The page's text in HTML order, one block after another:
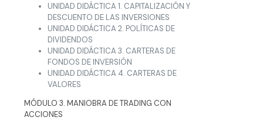
UNIDAD DIDÁCTICA 1. CAPITALIZACIÓN Y
DESCUENTO DE LAS INVERSIONES
UNIDAD DIDÁCTICA 2. POLÍTICAS DE
DIVIDENDOS
UNIDAD DIDÁCTICA 3. CARTERAS DE
FONDOS DE INVERSIÓN
UNIDAD DIDÁCTICA 4. CARTERAS DE
VALORES
MÓDULO 3. MANIOBRA DE TRADING CON
ACCIONES